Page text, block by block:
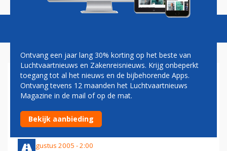
SCHIPHOL: MEER VLUCHTEN
OP TIJD ONDANKS DRUKKE
JULIMAAND
10 augustus 2005 - 2:00
Ontvang een jaar lang 30% korting op het beste van
Luchtvaartnieuws en Zakenreisnieuws. Krijg onbeperkt
toegang tot al het nieuws en de bijbehorende Apps.
Ontvang tevens 12 maanden het Luchtvaartnieuws
Magazine in de mail of op de mat.
Bekijk aanbieding